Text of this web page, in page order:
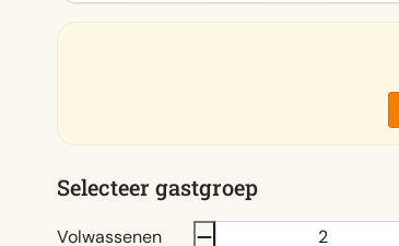
Selecteer gastgroep
Volwassenen